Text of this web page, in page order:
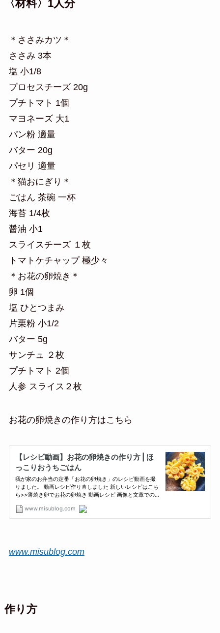
〈材料〉1人分
＊ささみカツ＊
ささみ 3本
塩 小1/8
プロセスチーズ 20g
プチトマト 1個
マヨネーズ 大1
パン粉 適量
バター 20g
パセリ 適量
＊猫おにぎり＊
ごはん 茶碗 一杯
海苔 1/4枚
醤油 小1
スライスチーズ １枚
トマトケチャップ 極少々
＊お花の卵焼き＊
卵 1個
塩 ひとつまみ
片栗粉 小1/2
バター 5g
サンチュ ２枚
プチトマト 2個
人参 スライス２枚
お花の卵焼きの作り方はこちら
www.misublog.com
作り方